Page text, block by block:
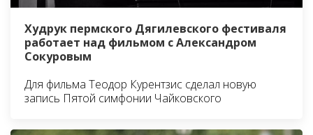
Худрук пермского Дягилевского фестиваля
работает над фильмом с Александром
Сокуровым
Для фильма Теодор Курентзис сделал новую
запись Пятой симфонии Чайковского